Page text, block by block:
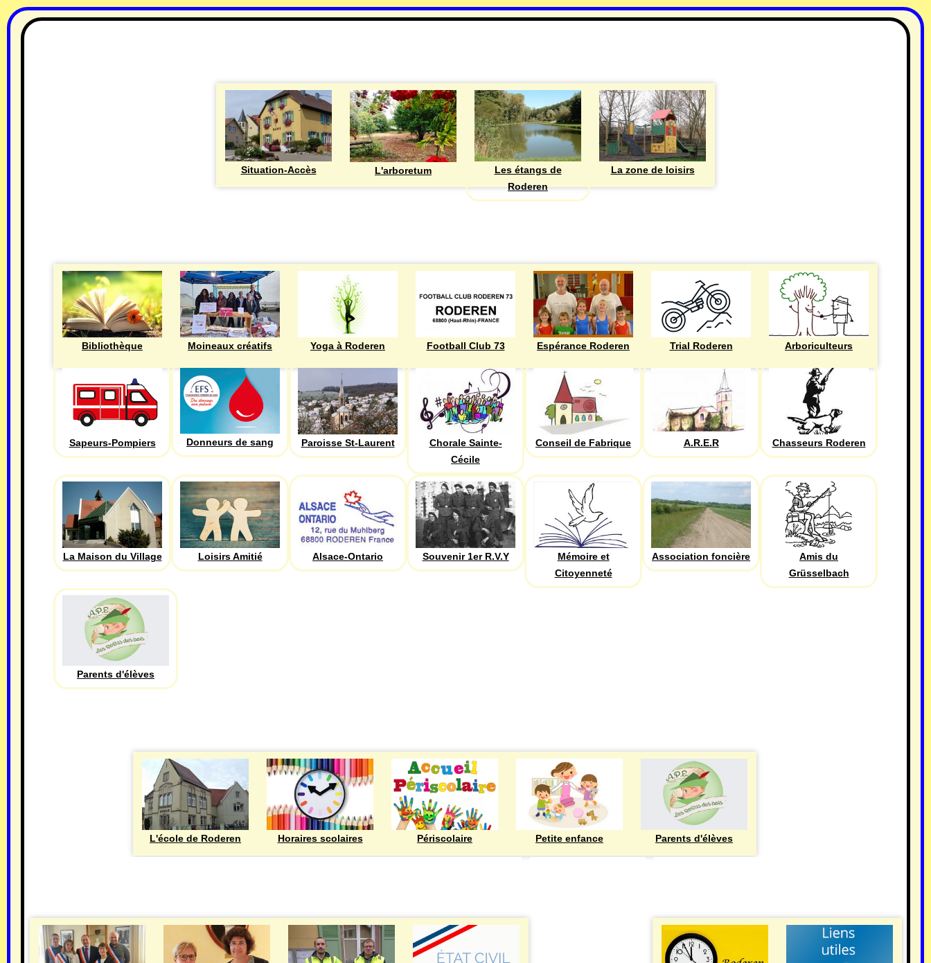
Situation-Accès L'arboretum
Les étangs de
Roderen
La zone de loisirs
Bibliothèque Moineaux créatifs Yoga à Roderen Football Club 73 Espérance Roderen Trial Roderen Arboriculteurs
Sapeurs-Pompiers Donneurs de sang Paroisse St-Laurent
Chorale Sainte-
Cécile
Conseil de Fabrique A.R.E.R Chasseurs Roderen
La Maison du Village Loisirs Amitié Alsace-Ontario Souvenir 1er R.V.Y
Mémoire et
Citoyenneté
Association foncière
Amis du
Grüsselbach
Parents d'élèves
L'école de Roderen Horaires scolaires Périscolaire Petite enfance Parents d'élèves